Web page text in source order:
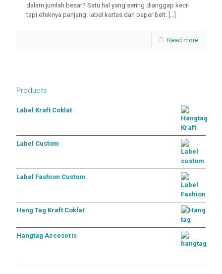
dalam jumlah besar? Satu hal yang sering dianggap kecil
tapi efeknya panjang: label kertas dan paper belt. […]
Read more
Products
Label Kraft Coklat
Label Custom
Label Fashion Custom
Hang Tag Kraft Coklat
Hangtag Accesoris